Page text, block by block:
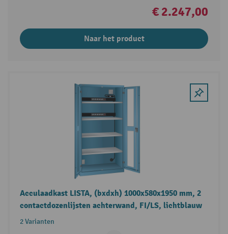
€ 2.247,00
Naar het product
Acculaadkast LISTA, (bxdxh) 1000x580x1950 mm, 2
contactdozenlijsten achterwand, FI/LS, lichtblauw
2 Varianten